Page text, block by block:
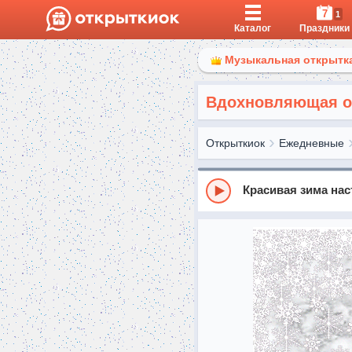
Каталог
7 1
Праздники
Музыкальная
Вдохновляющая
Открыткиок Ежедневные
Красивая зима